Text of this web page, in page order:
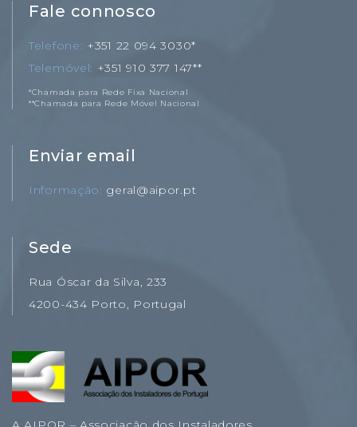
Fale connosco
Telefone
+351 22 094 3030*
Telemóvel
+351 910 377 147**
*Chamada para Rede Fixa Nacional
**Chamada para Rede Móvel Nacional
Enviar email
Informação geral@aipor.pt
Sede
Rua Óscar da Silva, 233
4200-434 Porto, Portugal